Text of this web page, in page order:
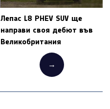
Лепас L8 PHEV SUV ще
направи своя дебют във
Великобритания
→